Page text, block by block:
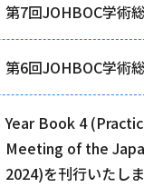
第7回JOHBOC学術
第6回JOHBOC学術
Year Book 4
Meeting of the
2024)を刊行いたしま